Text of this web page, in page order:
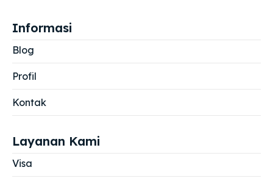
Informasi
Blog
Profil
Kontak
Layanan Kami
Visa